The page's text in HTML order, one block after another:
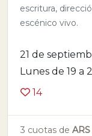
escritura,
escénico vivo.
21 de
Lunes de 19 a
14
3 cuotas de